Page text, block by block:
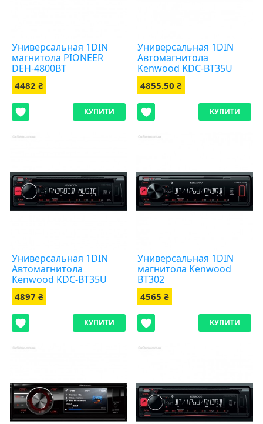
Универсальная 1DIN
магнитола PIONEER
DEH-4800BT
4482 ₴
КУПИТИ
Универсальная 1DIN
Автомагнитола
Kenwood KDC-BT35U
4855.50 ₴
КУПИТИ
Универсальная 1DIN
Автомагнитола
Kenwood KDC-BT35U
4897 ₴
КУПИТИ
Универсальная 1DIN
магнитола Kenwood
BT302
4565 ₴
КУПИТИ